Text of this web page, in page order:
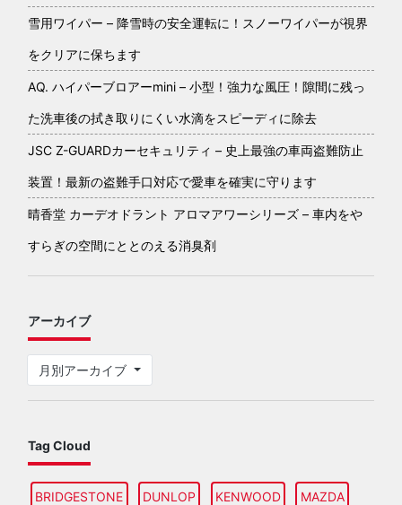
雪用ワイパー – 降雪時の安全運転に！スノーワイパーが視界
をクリアに保ちます
AQ. ハイパーブロアーmini – 小型！強力な風圧！隙間に残っ
た洗車後の拭き取りにくい水滴をスピーディに除去
JSC Z-GUARDカーセキュリティ – 史上最強の車両盗難防止
装置！最新の盗難手口対応で愛車を確実に守ります
晴香堂 カーデオドラント アロマアワーシリーズ – 車内をや
すらぎの空間にととのえる消臭剤
アーカイブ
月別アーカイブ
Tag Cloud
BRIDGESTONE DUNLOP KENWOOD MAZDA